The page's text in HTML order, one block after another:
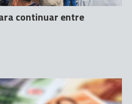
continuar entre